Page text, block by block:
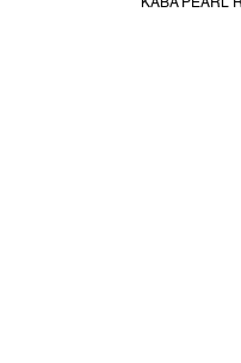
KABA PEARL